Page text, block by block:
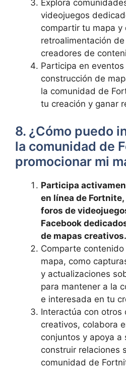
Explora
videojuegos
compartir tu mapa y
retroalimentación
creadores de
Participa en
construcción de
la comunidad de
tu creación y ganar
8. ¿Cómo puedo
la comunidad de
promocionar mi
Participa
en línea de
foros de
Facebook
de mapas creativos.
Comparte
mapa, como
y actualizaciones
para mantener a la
e interesada en tu
Interactúa con otros
creativos, colabora
conjuntos y apoya a
construir relaciones
comunidad de